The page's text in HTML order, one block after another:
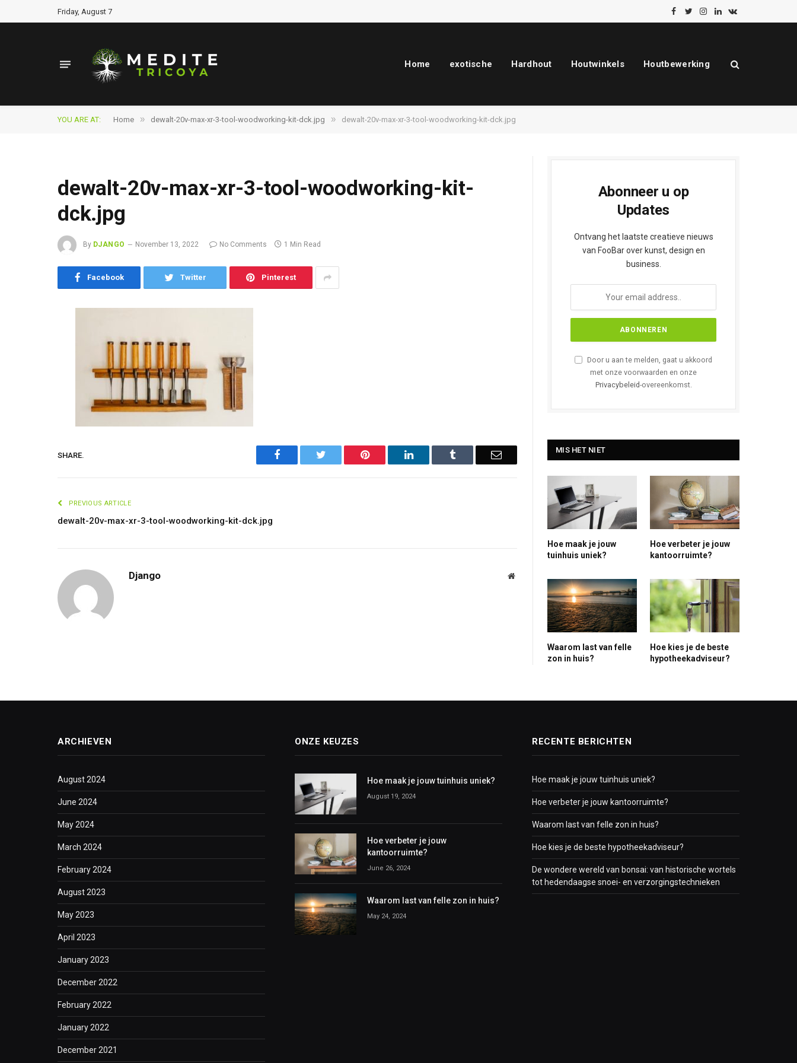
Friday, August 7
Facebook
TwitterInstagram
LinkedInVKontakte
Home exotische Hardhout Houtwinkels Houtbewerking
YOU ARE AT: Home » dewalt-20v-max-xr-3-tool-woodworking-kit-dck.jpg » dewalt-20v-max-xr-3-tool-woodworking-kit-dck.jpg
dewalt-20v-max-xr-3-tool-woodworking-kit-
dck.jpg
By DJANGO November 13, 2022 No Comments 1 Min Read
Facebook Twitter Pinterest
SHARE. Facebook Twitter Pinterest LinkedIn Tumblr Email
PREVIOUS ARTICLE
dewalt-20v-max-xr-3-tool-woodworking-kit-dck.jpg
Django Website
Abonneer u op
Updates
Ontvang het laatste creatieve nieuws
van FooBar over kunst, design en
business.
Door u aan te melden, gaat u akkoord
met onze voorwaarden en onze
Privacybeleid-overeenkomst.
MIS HET NIET
Hoe maak je jouw
tuinhuis uniek?
Hoe verbeter je jouw
kantoorruimte?
Waarom last van felle
zon in huis?
Hoe kies je de beste
hypotheekadviseur?
ARCHIEVEN
August 2024
June 2024
May 2024
March 2024
February 2024
August 2023
May 2023
April 2023
January 2023
December 2022
February 2022
January 2022
December 2021
ONZE KEUZES
Hoe maak je jouw tuinhuis uniek?
August 19, 2024
Hoe verbeter je jouw
kantoorruimte?
June 26, 2024
Waarom last van felle zon in huis?
May 24, 2024
RECENTE BERICHTEN
Hoe maak je jouw tuinhuis uniek?
Hoe verbeter je jouw kantoorruimte?
Waarom last van felle zon in huis?
Hoe kies je de beste hypotheekadviseur?
De wondere wereld van bonsai: van historische wortels
tot hedendaagse snoei- en verzorgingstechnieken